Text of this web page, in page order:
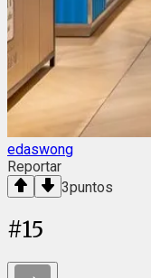
edaswong
Reportar
3puntos
#15